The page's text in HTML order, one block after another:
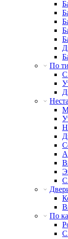
По
С
С
По
С